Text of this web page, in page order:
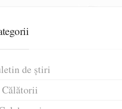
de știri
Călătorii